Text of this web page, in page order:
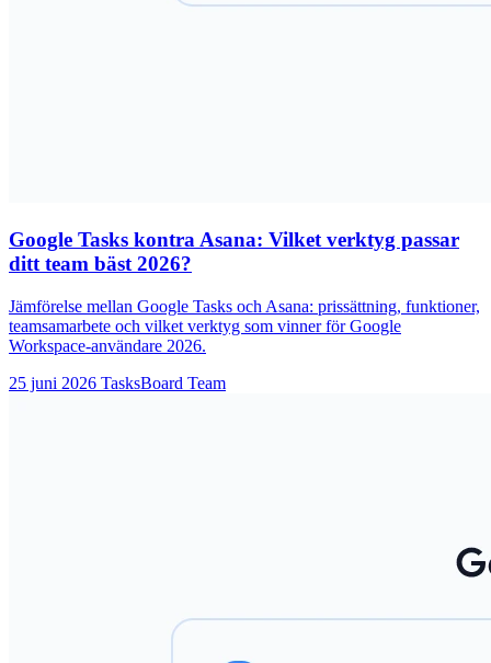
Google Tasks kontra Asana: Vilket verktyg passar
ditt team bäst 2026?
Jämförelse mellan Google Tasks och Asana: prissättning, funktioner,
teamsamarbete och vilket verktyg som vinner för Google
Workspace-användare 2026.
25 juni 2026 TasksBoard Team